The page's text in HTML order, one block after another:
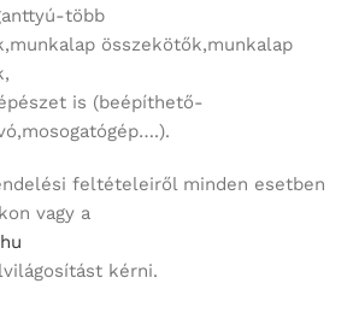
több
összekötők,munkalap
is (beépíthető-
feltételeiről minden esetben
vagy a
kérni.